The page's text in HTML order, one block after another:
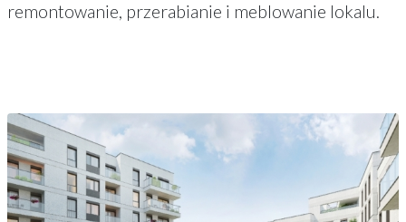
remontowanie, przerabianie i meblowanie lokalu.